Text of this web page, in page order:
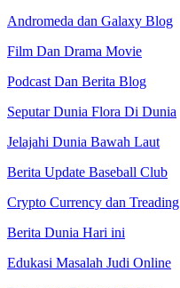
Andromeda dan Galaxy Blog
Film Dan Drama Movie
Podcast Dan Berita Blog
Seputar Dunia Flora Di Dunia
Jelajahi Dunia Bawah Laut
Berita Update Baseball Club
Crypto Currency dan Treading
Berita Dunia Hari ini
Edukasi Masalah Judi Online